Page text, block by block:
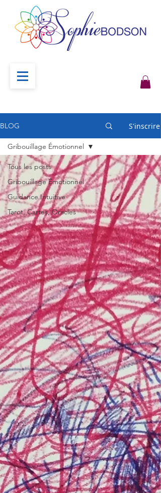
BLOG S'inscrire
Tous les posts
Gribouillage Émotionnel
Guidance Intuitive
Tarot, Cartes, Oracles
Gribouillage Émotionnel